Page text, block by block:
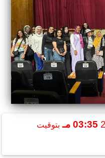
03:35 مـ بتوقيت